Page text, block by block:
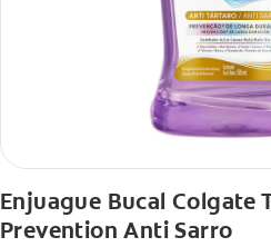
Enjuague Bucal Colgate
Prevention Anti Sarro